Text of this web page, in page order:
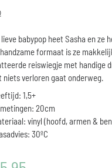
lieve babypop heet Sasha en
formaat is ze
reiswiegje met handige
niets verloren gaat onderweg.
1,5+
20cm
vinyl (hoofd, armen &
30ºC